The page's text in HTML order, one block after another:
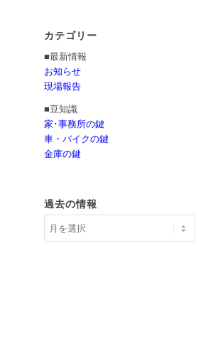
カテゴリー
■最新情報
お知らせ
現場報告
■豆知識
家･事務所の鍵
車・バイクの鍵
金庫の鍵
過去の情報